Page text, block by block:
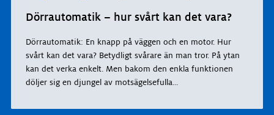
Dörrautomatik – hur svårt kan det vara?
Dörrautomatik: En knapp på väggen och en motor. Hur
svårt kan det vara? Betydligt svårare än man tror. På ytan
kan det verka enkelt. Men bakom den enkla funktionen
döljer sig en djungel av motsägelsefulla...